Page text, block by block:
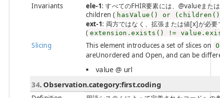
Invariants
ele-1: すべてのFHIR要素には、@valueま
children ( hasValue() or
ext-1: 両方ではなく、拡張または値[x]が
( extension.exists() !=
Slicing This element introduces a set of slices on
areUnordered and Open, and can be
value @ url
34. Observation.category:first.coding